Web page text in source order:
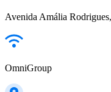
Avenida Amália
OmniGroup